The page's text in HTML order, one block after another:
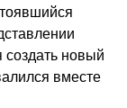
создать новый
вместе